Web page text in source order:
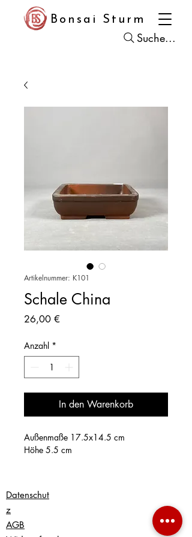
Bonsai Sturm
Suche...
Artikelnummer: K101
Schale China
26,00 €
Anzahl *
In den Warenkorb
Außenmaße 17.5x14.5 cm
Höhe 5.5 cm
Datenschut
z
AGB